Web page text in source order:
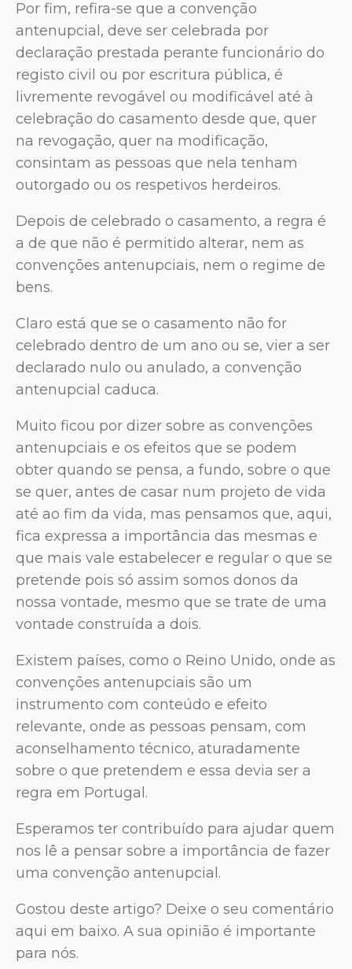
Por fim, refira-se que a convenção
antenupcial, deve ser celebrada por
declaração prestada perante funcionário do
registo civil ou por escritura pública, é
livremente revogável ou modificável até à
celebração do casamento desde que, quer
na revogação, quer na modificação,
consintam as pessoas que nela tenham
outorgado ou os respetivos herdeiros.
Depois de celebrado o casamento, a regra é
a de que não é permitido alterar, nem as
convenções antenupciais, nem o regime de
bens.
Claro está que se o casamento não for
celebrado dentro de um ano ou se, vier a ser
declarado nulo ou anulado, a convenção
antenupcial caduca.
Muito ficou por dizer sobre as convenções
antenupciais e os efeitos que se podem
obter quando se pensa, a fundo, sobre o que
se quer, antes de casar num projeto de vida
até ao fim da vida, mas pensamos que, aqui,
fica expressa a importância das mesmas e
que mais vale estabelecer e regular o que se
pretende pois só assim somos donos da
nossa vontade, mesmo que se trate de uma
vontade construída a dois.
Existem países, como o Reino Unido, onde as
convenções antenupciais são um
instrumento com conteúdo e efeito
relevante, onde as pessoas pensam, com
aconselhamento técnico, aturadamente
sobre o que pretendem e essa devia ser a
regra em Portugal.
Esperamos ter contribuído para ajudar quem
nos lê a pensar sobre a importância de fazer
uma convenção antenupcial.
Gostou deste artigo? Deixe o seu comentário
aqui em baixo. A sua opinião é importante
para nós.